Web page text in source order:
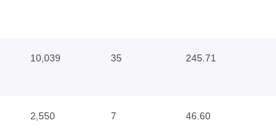
10,039 35 245.71
2,550 7 46.60